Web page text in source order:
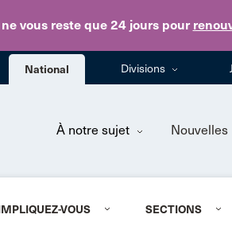
vous reste que 24 jourspour
National Divisions
À notre sujet Nouvelles
VOUS SECTIONS